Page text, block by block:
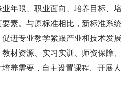
年限、职业面向、培养目标、
要素。与原标准相比，新标准系
进专业教学紧跟产业和技术发
材资源、实习实训、师资保障
培养需要，自主设置课程、开展